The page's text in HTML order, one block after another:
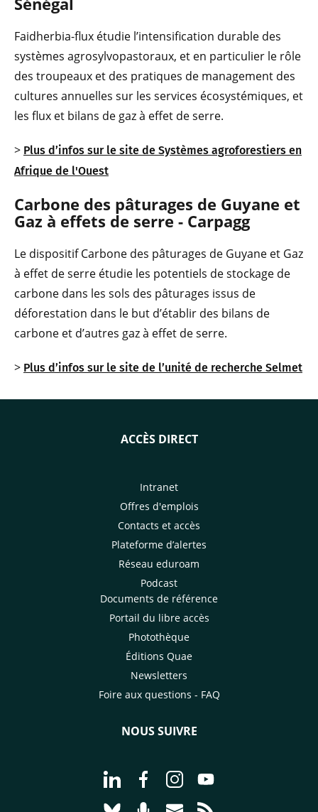
Faidherbia-flux étudie l’intensification durable des
systèmes agrosylvopastoraux, et en particulier le rôle
des troupeaux et des pratiques de management des
cultures annuelles sur les services écosystémiques, et
les flux et bilans de gaz à effet de serre.
> Plus d’infos sur le site de Systèmes agroforestiers en
Afrique de l'Ouest
Carbone des pâturages de Guyane et
Gaz à effets de serre - Carpagg
Le dispositif Carbone des pâturages de Guyane et Gaz
à effet de serre étudie les potentiels de stockage de
carbone dans les sols des pâturages issus de
déforestation dans le but d’établir des bilans de
carbone et d’autres gaz à effet de serre.
> Plus d’infos sur le site de l’unité de recherche Selmet
ACCÈS DIRECT
Intranet
Offres d'emplois
Contacts et accès
Plateforme d’alertes
Réseau eduroam
Podcast
Documents de référence
Portail du libre accès
Photothèque
Éditions Quae
Newsletters
Foire aux questions - FAQ
NOUS SUIVRE
Aller à la page Nous suivre sur
Aller à la page Nous suivre sur
Aller à la page Nous
Aller à la page